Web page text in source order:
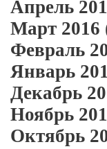
Апрель
Март 2016
Февраль
Январь
Декабрь
Ноябрь
Октябрь